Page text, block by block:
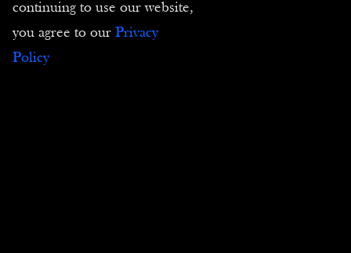
Condizioni di vendita
continuing to use our website,
you agree to our Privacy
Policy